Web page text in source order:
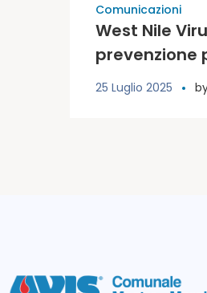
Comunicazioni
West Nile
prevenzione
25 Luglio 2025